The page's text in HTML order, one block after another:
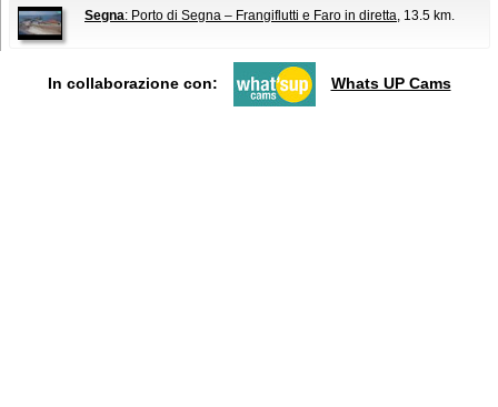
Segna: Porto di Segna – Frangiflutti e Faro in diretta, 13.5 km.
In collaborazione con: Whats UP Cams